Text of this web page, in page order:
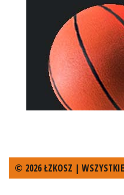
© 2026 ŁZKOSZ |